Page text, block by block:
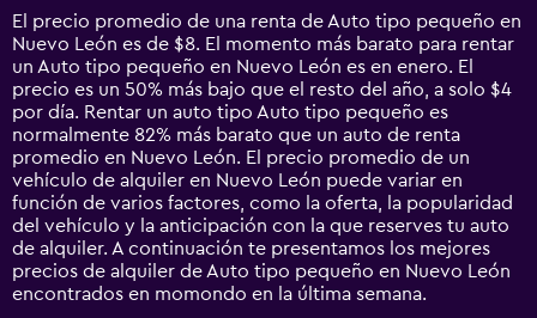
14
categories.
The
chart
has
1
Y
axis
displaying
values.
Range:
0
to
75.
El precio promedio de una renta de Auto tipo pequeño en
Nuevo León es de $8. El momento más barato para rentar
un Auto tipo pequeño en Nuevo León es en enero. El
precio es un 50% más bajo que el resto del año, a solo $4
por día. Rentar un auto tipo Auto tipo pequeño es
normalmente 82% más barato que un auto de renta
promedio en Nuevo León. El precio promedio de un
vehículo de alquiler en Nuevo León puede variar en
función de varios factores, como la oferta, la popularidad
del vehículo y la anticipación con la que reserves tu auto
de alquiler. A continuación te presentamos los mejores
precios de alquiler de Auto tipo pequeño en Nuevo León
encontrados en momondo en la última semana.